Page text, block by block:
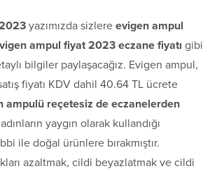
yazımızda sizlere evigen ampul
ampul fiyat 2023 eczane fiyatı gibi
bilgiler paylaşacağız. Evigen ampul,
fiyatı KDV dahil 40.64 TL ücrete
ampulü reçetesiz de eczanelerden
yaygın olarak kullandığı
ile doğal ürünlere bırakmıştır.
azaltmak, cildi beyazlatmak ve cildi